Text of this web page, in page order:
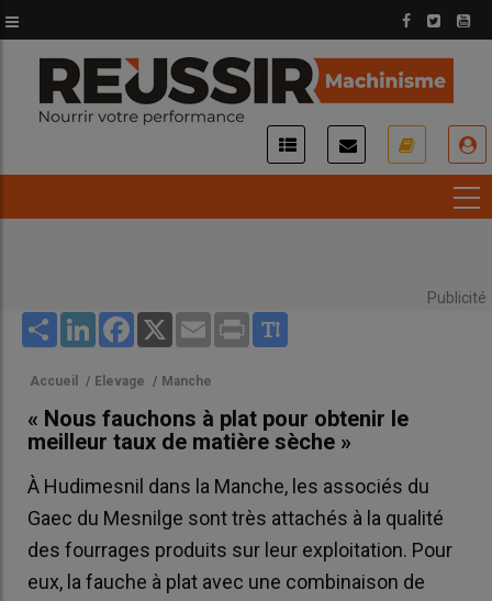
au
contenu
principal
Publicité
Share LinkedInFacebook
X Email Print
Accueil / Elevage / Manche
« Nous fauchons à plat pour obtenir le
meilleur taux de matière sèche »
À Hudimesnil dans la Manche, les associés du
Gaec du Mesnilge sont très attachés à la qualité
des fourrages produits sur leur exploitation. Pour
eux, la fauche à plat avec une combinaison de